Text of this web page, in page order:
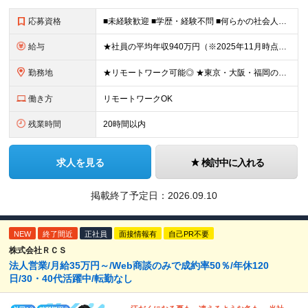
応募資格 ■未経験歓迎 ■学歴・経験不問 ■何らかの社会人経験がある方 ＜こんな方に向いています！＞ ・頑張った分評価されたい方 ・将来役立つ知識を身につけたい方 ・新しいことを学ぶのが好きな方 ・趣味
給与 ★社員の平均年収940万円（※2025年11月時点） ★転職者は全員収入アップを実現 ★入社半年で昇給した実績あり！ 【営業未経験】 月給35万8,000円～（固定残業代含む）＋インセンティブ ＋賞
勤務地 ★リモートワーク可能◎ ★東京・大阪・福岡の3拠点で募集中／ご希望の勤務地で配属します ★転勤なし ＜東京支店＞ 東京都港区三田1丁目4番28号 三田国際ビル2階 ＜大阪本社＞ 大阪府大阪市北区梅
働き方 リモートワークOK
残業時間 20時間以内
求人を見る 検討中に入れる
掲載終了予定日： 2026.09.10
NEW 終了間近 正社員 面接情報有 自己PR不要
株式会社ＲＣＳ
法人営業/月給35万円～/Web商談のみで成約率50％/年休120
日/30・40代活躍中/転勤なし